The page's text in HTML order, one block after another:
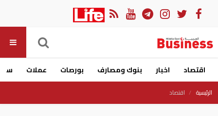
اقتصاد اخبار بنوك ومصارف بورصات عملات
الرئيسية اقتصاد